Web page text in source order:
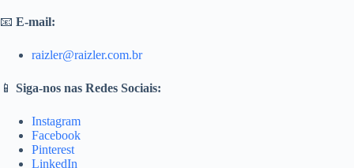
📧 E-mail:
raizler@raizler.com.br
📱 Siga-nos nas Redes Sociais:
Instagram
Facebook
Pinterest
LinkedIn